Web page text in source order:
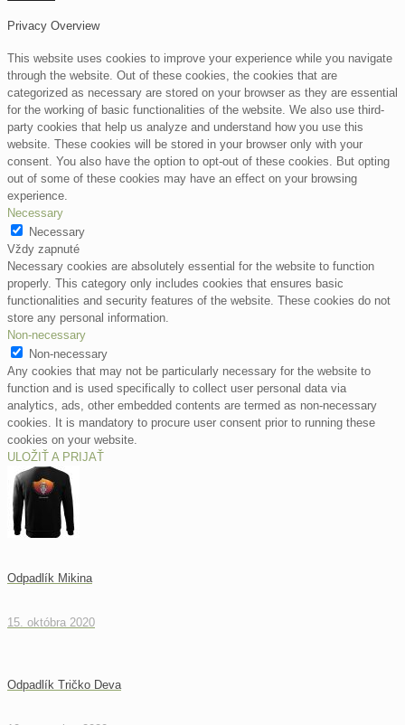
Privacy Overview
This website uses cookies to improve your experience while you navigate
through the website. Out of these cookies, the cookies that are
categorized as necessary are stored on your browser as they are essential
for the working of basic functionalities of the website. We also use third-
party cookies that help us analyze and understand how you use this
website. These cookies will be stored in your browser only with your
consent. You also have the option to opt-out of these cookies. But opting
out of some of these cookies may have an effect on your browsing
experience.
Necessary
Necessary
Vždy zapnuté
Necessary cookies are absolutely essential for the website to function
properly. This category only includes cookies that ensures basic
functionalities and security features of the website. These cookies do not
store any personal information.
Non-necessary
Non-necessary
Any cookies that may not be particularly necessary for the website to
function and is used specifically to collect user personal data via
analytics, ads, other embedded contents are termed as non-necessary
cookies. It is mandatory to procure user consent prior to running these
cookies on your website.
ULOŽIŤ A PRIJAŤ
Odpadlík Mikina
15. októbra 2020
Odpadlík Tričko Deva